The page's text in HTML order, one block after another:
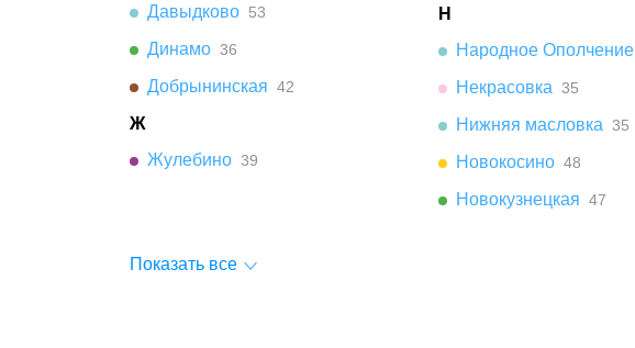
Давыдково 53
Динамо 36
Добрынинская 42
Ж
Жулебино 39
Н
Народное Ополчение
Некрасовка 35
Нижняя масловка 35
Новокосино 48
Новокузнецкая 47
Показать все